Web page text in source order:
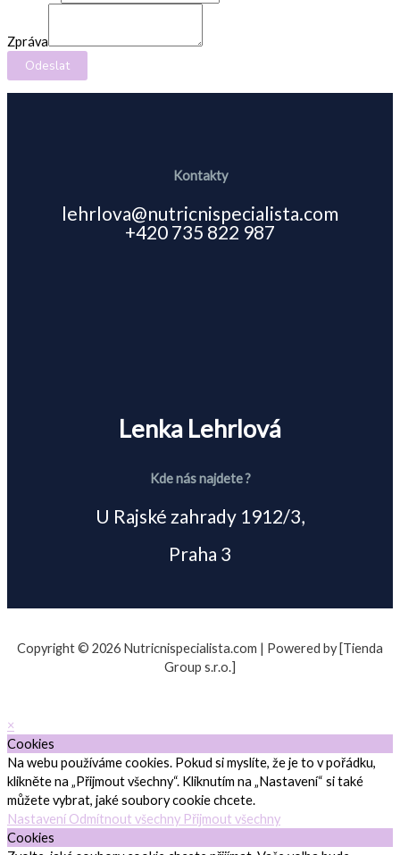
Zpráva
Odeslat
Kontakty
lehrlova@nutricnispecialista.com
+420 735 822 987
Lenka Lehrlová
Kde nás najdete ?
U Rajské zahrady 1912/3,
Praha 3
Copyright © 2026 Nutricnispecialista.com | Powered by [Tienda
Group s.r.o.]
×
Cookies
Na webu používáme cookies. Pokud si myslíte, že je to v pořádku,
klikněte na „Přijmout všechny“. Kliknutím na „Nastavení“ si také
můžete vybrat, jaké soubory cookie chcete.
Nastavení Odmítnout všechny Přijmout všechny
Cookies